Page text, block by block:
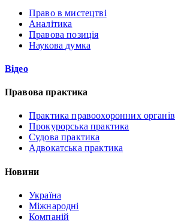
Право в мистецтві
Аналітика
Правова позиція
Наукова думка
Відео
Правова практика
Практика правоохоронних органів
Прокурорська практика
Судова практика
Адвокатська практика
Новини
Україна
Міжнародні
Компаній